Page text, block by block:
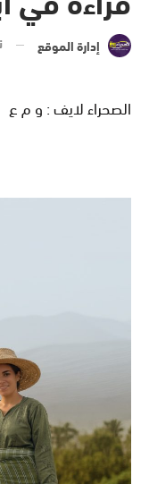
إدارة الموقع
الصحراء لايف : و م ع